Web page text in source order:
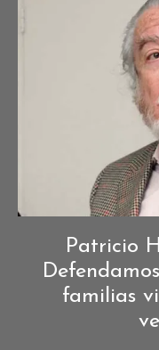
Patricio
familias